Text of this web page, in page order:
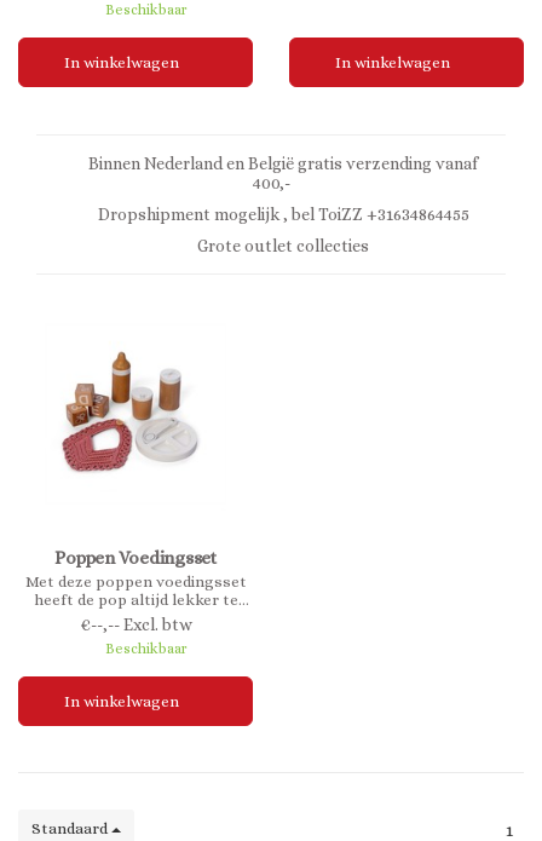
Beschikbaar
In winkelwagen In winkelwagen
Binnen Nederland en België gratis verzending vanaf
400,-
Dropshipment mogelijk , bel ToiZZ +31634864455
Grote outlet collecties
Poppen Voedingsset
Met deze poppen voedingsset
heeft de pop altijd lekker te
eten. Deze mooie FSC houten
voedingsset voor de pop
bestaat uit: Bordje, lepeltje,
gehaakt slabbetje, flesje,
drinkbeker, potje,
speelblokken. Adviesleeftijd 3+
€--,-- Excl. btw
Beschikbaar
In winkelwagen
Standaard 1